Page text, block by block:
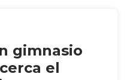
gimnasio
el